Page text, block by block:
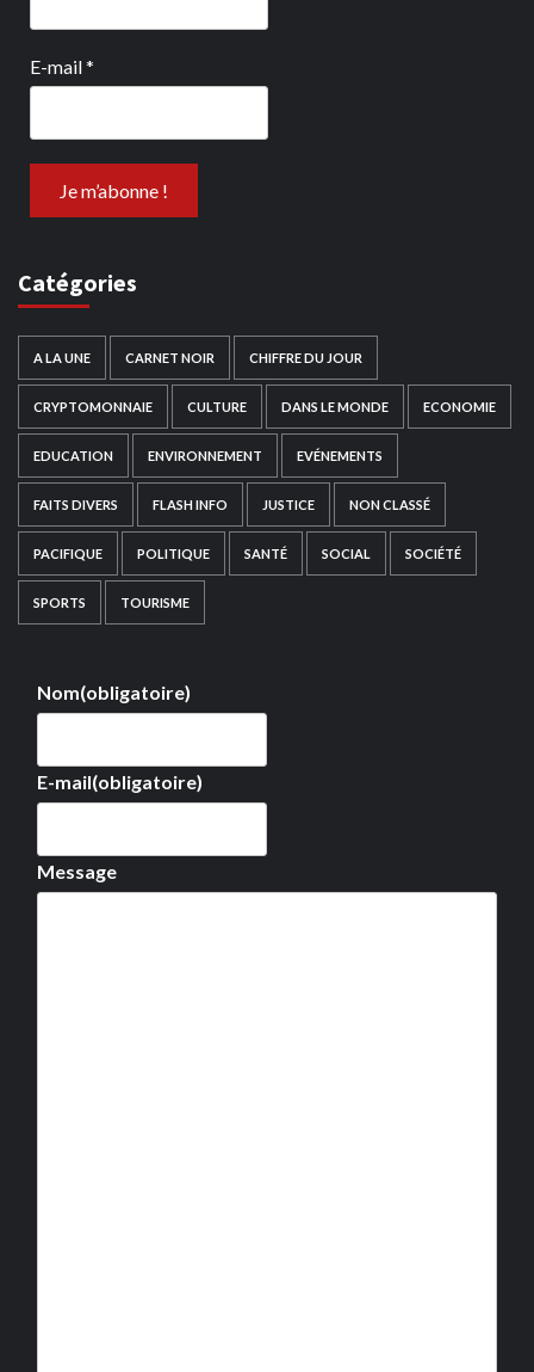
E-mail*
Catégories
A LA UNE CARNET NOIR CHIFFRE DU JOUR
CRYPTOMONNAIE CULTURE DANS LE MONDE ECONOMIE
EDUCATION ENVIRONNEMENT EVÉNEMENTS
FAITS DIVERS FLASH INFO JUSTICE NON CLASSÉ
PACIFIQUE POLITIQUE SANTÉ SOCIAL SOCIÉTÉ
SPORTS TOURISME
Nom(obligatoire)
E-mail(obligatoire)
Message